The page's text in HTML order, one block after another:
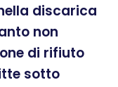
discarica
non
di rifiuto
sotto